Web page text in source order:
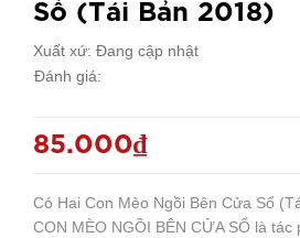
Sổ (Tái Bản 2018)
Xuất xứ: Đang cập nhật
Đánh giá:
85.000₫
Có Hai Con Mèo Ngồi Bên Cửa Sổ
CON MÈO NGỒI BÊN CỬA SỔ là